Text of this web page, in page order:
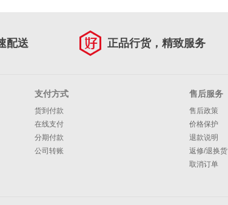
配送 正品行货，精致服务
支付方式
货到付款
在线支付
分期付款
公司转账
售后服务
售后政策
价格保护
退款说明
返修/退换货
取消订单